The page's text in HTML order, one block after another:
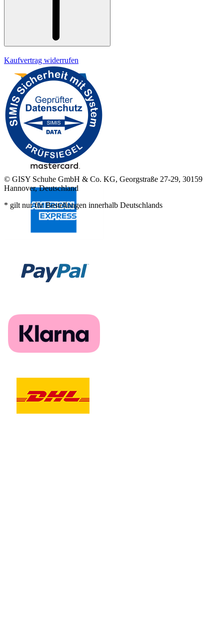
Kaufvertrag widerrufen
© GISY Schuhe GmbH & Co. KG, Georgstraße 27-29, 30159
Hannover, Deutschland
* gilt nur für Bestellungen innerhalb Deutschlands